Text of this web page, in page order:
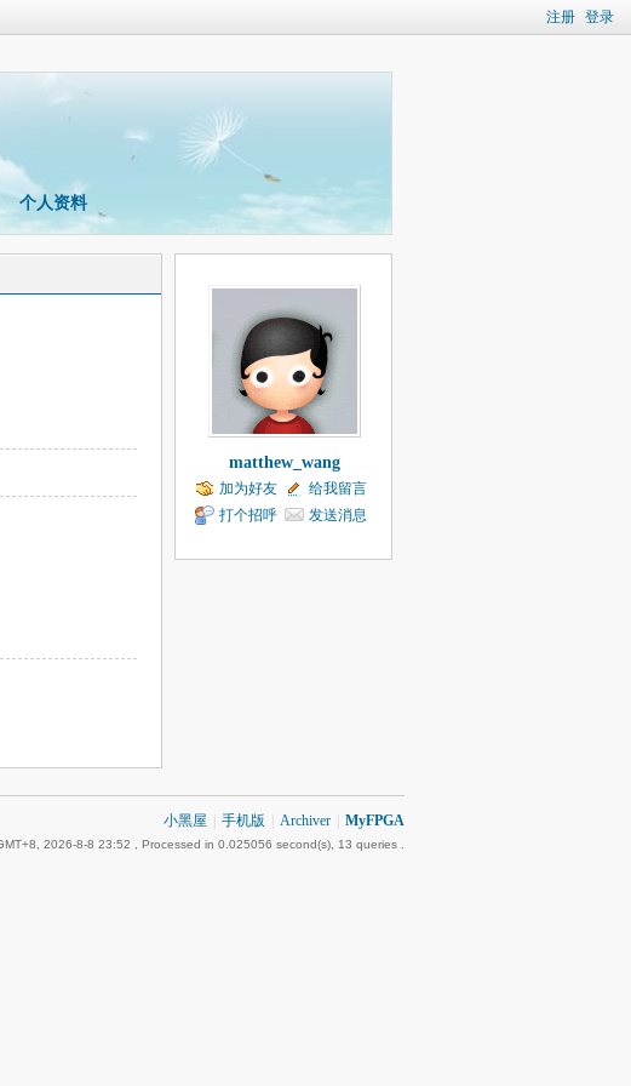
注册 登录
个人资料
matthew_wang
加为好友
给我留言
打个招呼
发送消息
小黑屋 手机版 Archiver MyFPGA
2026-8-8 23:52 , Processed in 0.025056 second(s), 13 queries .